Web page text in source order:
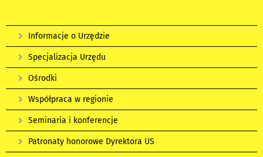
Informacje o Urzędzie
Specjalizacja Urzędu
Ośrodki
Współpraca w regionie
Seminaria i konferencje
Patronaty honorowe Dyrektora US